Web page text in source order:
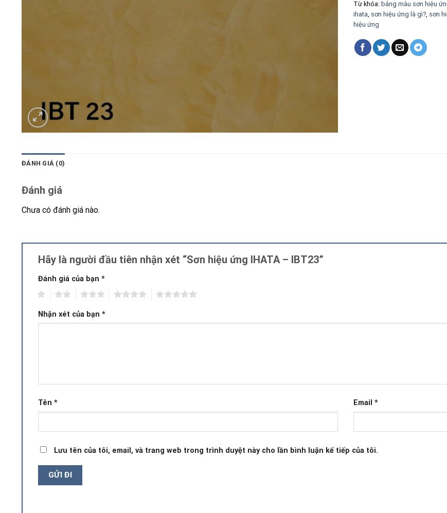
Từ khóa: bảng màu sơn hiệu
ihata sơn hiệu ứng là gì? sơn
hiệu ứng
ĐÁNH GIÁ (0)
Đánh giá
Chưa có đánh giá nào.
Hãy là người đầu tiên nhận xét “Sơn hiệu ứng IHATA – IBT23”
Đánh giá của bạn *
Nhận xét của bạn *
Tên * Email *
Lưu tên của tôi, email, và trang web trong trình duyệt này cho lần bình luận kế tiếp của tôi.